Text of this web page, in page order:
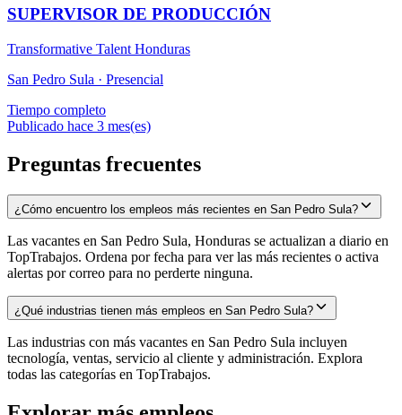
SUPERVISOR DE PRODUCCIÓN
Transformative Talent Honduras
San Pedro Sula · Presencial
Tiempo completo
Publicado hace 3 mes(es)
Preguntas frecuentes
¿Cómo encuentro los empleos más recientes en San Pedro Sula?
Las vacantes en San Pedro Sula, Honduras se actualizan a diario en
TopTrabajos. Ordena por fecha para ver las más recientes o activa
alertas por correo para no perderte ninguna.
¿Qué industrias tienen más empleos en San Pedro Sula?
Las industrias con más vacantes en San Pedro Sula incluyen
tecnología, ventas, servicio al cliente y administración. Explora
todas las categorías en TopTrabajos.